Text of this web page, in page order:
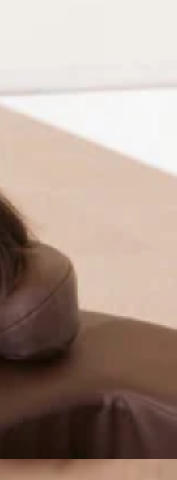
～20:00土日祝
状況です。60分のコースで
に気持ちがいい肩甲骨ス
チ&amp;ボディケアをお試
:10:00～20:00土日祝
日3日、明日4日は定休日
お時間からご案内可能で
れづらいお身体づくりを
を、スタッフ一同心より
京堂ビル1F【アクセ
ぎないようには気を付けて
せ!..。o○☆○o。..:゜:..。
ィケアを始めてみません
。
】東急池上線「池上
定休日でお休みになってお
らご案内可能です。是非お
身体づくりをサポート致
フ一同心よりお待ちして
【アクセス】東急池上
60分のコースですと・
ジのように気持ちがいい肩
レッチ&amp;ボディケア
店平日:10:00～20:00土日